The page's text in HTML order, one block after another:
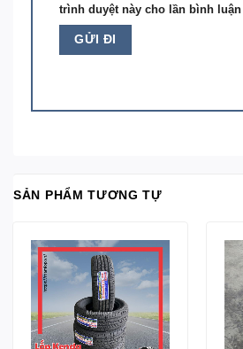
trình duyệt này cho lần bình
SẢN PHẨM TƯƠNG TỰ